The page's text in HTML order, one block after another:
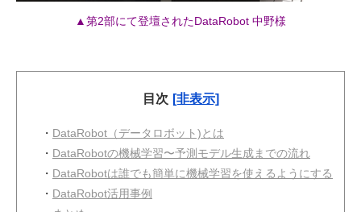
▲第2部にて登壇されたDataRobot 中野様
目次 [非表示]
・ DataRobot（データロボット)とは
・ DataRobotの機械学習〜予測モデル生成までの流れ
・ DataRobotは誰でも簡単に機械学習を使えるようにする
・ DataRobot活用事例